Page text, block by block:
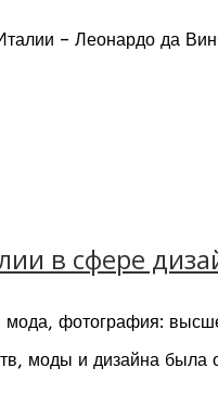
– Леонардо да
в сфере
фотография:
моды и дизайна